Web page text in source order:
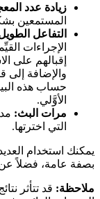
زيادة عدد
المستمعين
التفاعل
الإجراءات
إقبالهم على
والإضافة إلى
الأوَّلي.
مرات البث:
التي اخترتها.
يمكنك استخدام
بصفة عامة، فضلاً
ملاحظة: